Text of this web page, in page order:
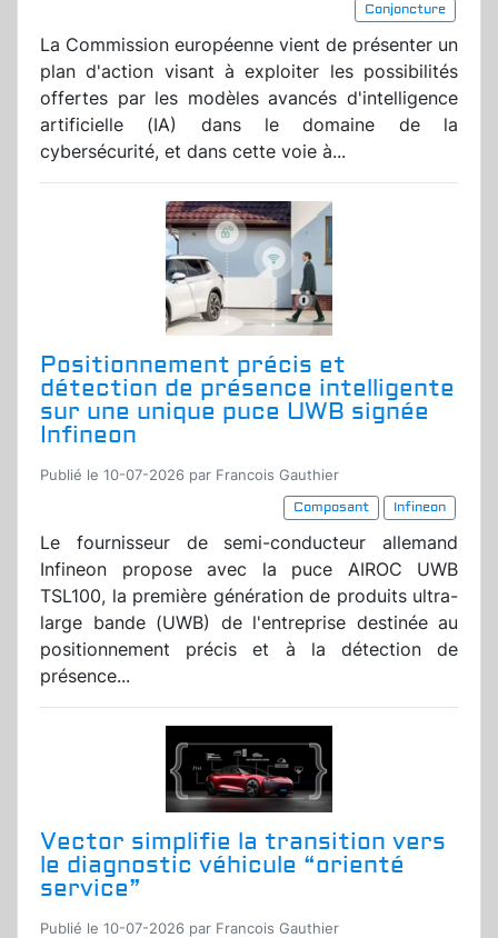
Conjoncture
La Commission européenne vient de présenter un
plan d'action visant à exploiter les possibilités
offertes par les modèles avancés d'intelligence
artificielle (IA) dans le domaine de la
cybersécurité, et dans cette voie à...
Positionnement précis et
détection de présence intelligente
sur une unique puce UWB signée
Infineon
Publié le 10-07-2026 par Francois Gauthier
Composant
Infineon
Le fournisseur de semi-conducteur allemand
Infineon propose avec la puce AIROC UWB
TSL100, la première génération de produits ultra-
large bande (UWB) de l'entreprise destinée au
positionnement précis et à la détection de
présence...
Vector simplifie la transition vers
le diagnostic véhicule “orienté
service”
Publié le 10-07-2026 par Francois Gauthier